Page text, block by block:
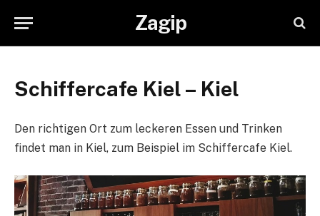
Zagip
Schiffercafe Kiel – Kiel
Den richtigen Ort zum leckeren Essen und Trinken
findet man in Kiel, zum Beispiel im Schiffercafe Kiel.